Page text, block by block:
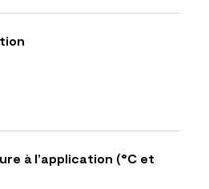
à l’application (°C et